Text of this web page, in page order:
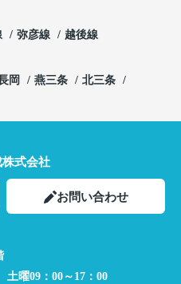
弥彦線 越後線
岡 燕三条
北三条
式会社
お問い合わせ
曜09：00～17：00